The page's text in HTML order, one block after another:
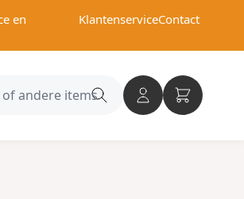
en
KlantenserviceContact
Search